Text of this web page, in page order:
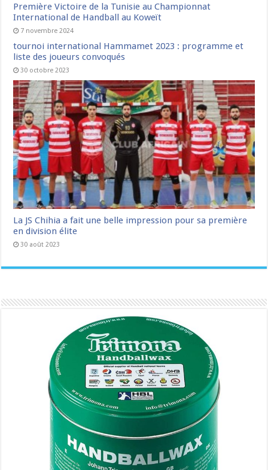
Première Victoire de la Tunisie au Championnat
International de Handball au Koweït
7 novembre 2024
tournoi international Hammamet 2023 : programme et
liste des joueurs convoqués
30 octobre 2023
La JS Chihia a fait une belle impression pour sa première
en division élite
30 août 2023